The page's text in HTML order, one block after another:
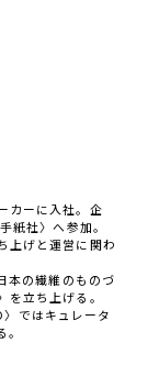
カーに入社。企
紙社〉へ参加。
上げと運営に関わ
本の繊維のものづ
を立ち上げる。
ではキュレータ